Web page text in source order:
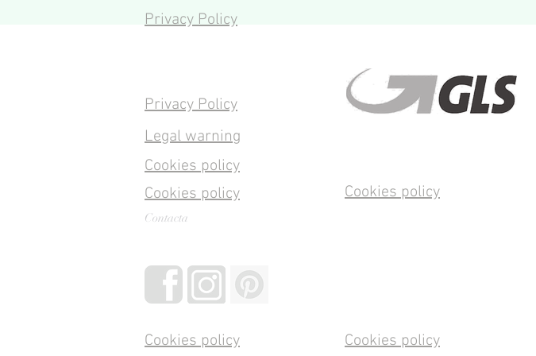
Privacy Policy
Privacy Policy
Legal warning
Cookies policy
Cookies policy
Contacta
Cookies policy
Cookies policy Cookies policy